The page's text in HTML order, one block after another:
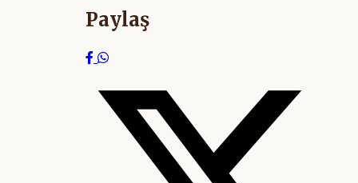
Paylaş